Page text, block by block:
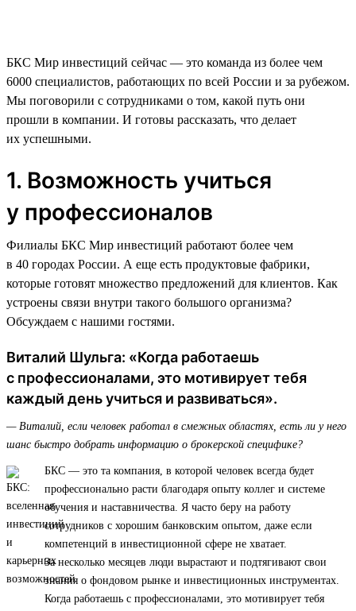
БКС Мир инвестиций сейчас — это команда из более чем
6000 специалистов, работающих по всей России и за рубежом.
Мы поговорили с сотрудниками о том, какой путь они
прошли в компании. И готовы рассказать, что делает
их успешными.
1. Возможность учиться
у профессионалов
Филиалы БКС Мир инвестиций работают более чем
в 40 городах России. А еще есть продуктовые фабрики,
которые готовят множество предложений для клиентов. Как
устроены связи внутри такого большого организма?
Обсуждаем с нашими гостями.
Виталий Шульга: «Когда работаешь
с профессионалами, это мотивирует тебя
каждый день учиться и развиваться».
— Виталий, если человек работал в смежных областях, есть ли у него
шанс быстро добрать информацию о брокерской специфике?
БКС — это та компания, в которой человек всегда будет
профессионально расти благодаря опыту коллег и системе
обучения и наставничества. Я часто беру на работу
сотрудников с хорошим банковским опытом, даже если
компетенций в инвестиционной сфере не хватает.
За несколько месяцев люди вырастают и подтягивают свои
знания о фондовом рынке и инвестиционных инструментах.
Когда работаешь с профессионалами, это мотивирует тебя